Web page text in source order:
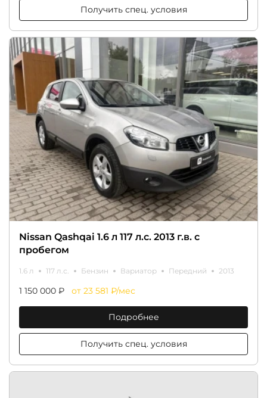
Получить спец. условия
Nissan Qashqai 1.6 л 117 л.с. 2013 г.в. с
пробегом
1.6 л 117 л.с. Бензин Вариатор Передний 2013
1 150 000 ₽ от 23 581 ₽/мес
Подробнее
Получить спец. условия